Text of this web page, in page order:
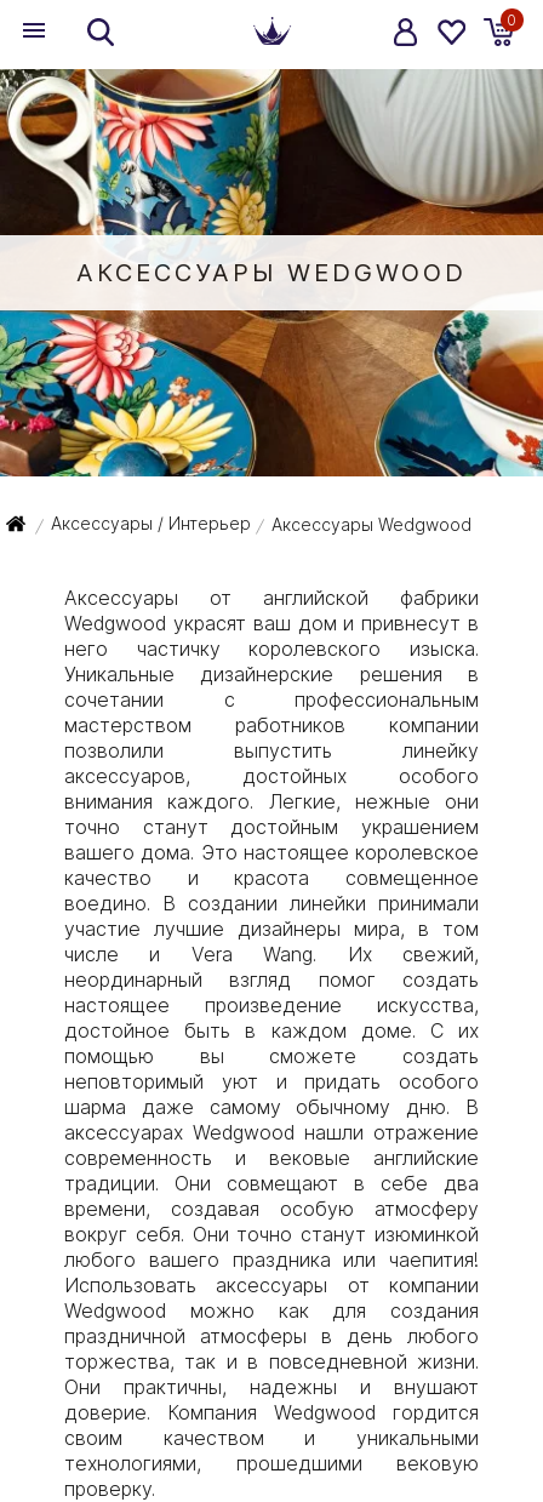
0
АКСЕССУАРЫ WEDGWOOD
/ Аксессуары / Интерьер / Аксессуары Wedgwood
Аксессуары от английской фабрики
Wedgwood украсят ваш дом и привнесут в
него частичку королевского изыска.
Уникальные дизайнерские решения в
сочетании с профессиональным
мастерством работников компании
позволили выпустить линейку
аксессуаров, достойных особого
внимания каждого. Легкие, нежные они
точно станут достойным украшением
вашего дома. Это настоящее королевское
качество и красота совмещенное
воедино. В создании линейки принимали
участие лучшие дизайнеры мира, в том
числе и Vera Wang. Их свежий,
неординарный взгляд помог создать
настоящее произведение искусства,
достойное быть в каждом доме. С их
помощью вы сможете создать
неповторимый уют и придать особого
шарма даже самому обычному дню. В
аксессуарах Wedgwood нашли отражение
современность и вековые английские
традиции. Они совмещают в себе два
времени, создавая особую атмосферу
вокруг себя. Они точно станут изюминкой
любого вашего праздника или чаепития!
Использовать аксессуары от компании
Wedgwood можно как для создания
праздничной атмосферы в день любого
торжества, так и в повседневной жизни.
Они практичны, надежны и внушают
доверие. Компания Wedgwood гордится
своим качеством и уникальными
технологиями, прошедшими вековую
проверку.